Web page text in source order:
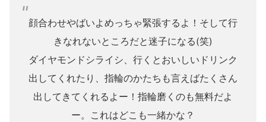
顔合わせやばいよめっちゃ緊張するよ！そして行
きなれないところだと迷子になる(笑)
ダイヤモンドシライシ、行くとおいしいドリンク
出してくれたり、指輪のかたちも言えばたくさん
出してきてくれるよー！指輪磨くのも無料だよ
ー。これはどこも一緒かな？